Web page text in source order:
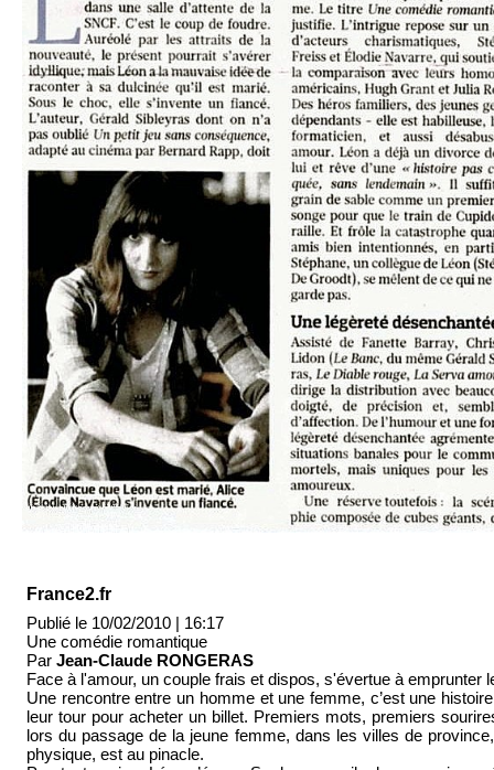
Publié le 10/02/2010 | 16:17
Une comédie romantique
Par Jean-Claude RONGERAS
Face à l'amour, un couple frais et dispos, s'évertue à emprunter
Une rencontre entre un homme et une femme, c’est une
leur tour pour acheter un billet. Premiers mots, premiers
lors du passage de la jeune femme, dans les villes de
physique, est au pinacle.
France2.fr